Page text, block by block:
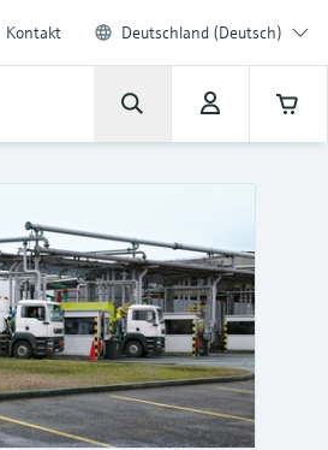
Kontakt Deutschland (Deutsch)